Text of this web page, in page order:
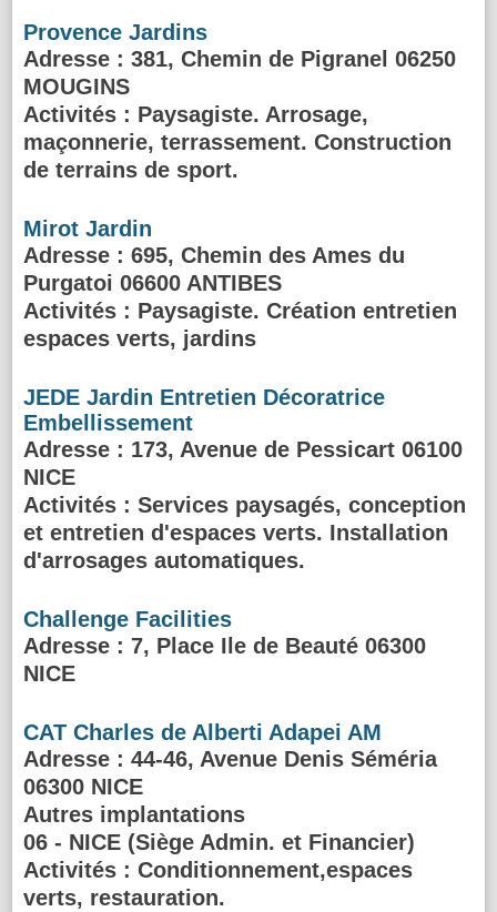
Provence Jardins
Adresse : 381, Chemin de Pigranel 06250
MOUGINS
Activités : Paysagiste. Arrosage,
maçonnerie, terrassement. Construction
de terrains de sport.
Mirot Jardin
Adresse : 695, Chemin des Ames du
Purgatoi 06600 ANTIBES
Activités : Paysagiste. Création entretien
espaces verts, jardins
JEDE Jardin Entretien Décoratrice
Embellissement
Adresse : 173, Avenue de Pessicart 06100
NICE
Activités : Services paysagés, conception
et entretien d'espaces verts. Installation
d'arrosages automatiques.
Challenge Facilities
Adresse : 7, Place Ile de Beauté 06300
NICE
CAT Charles de Alberti Adapei AM
Adresse : 44-46, Avenue Denis Séméria
06300 NICE
Autres implantations
06 - NICE (Siège Admin. et Financier)
Activités : Conditionnement,espaces
verts, restauration.